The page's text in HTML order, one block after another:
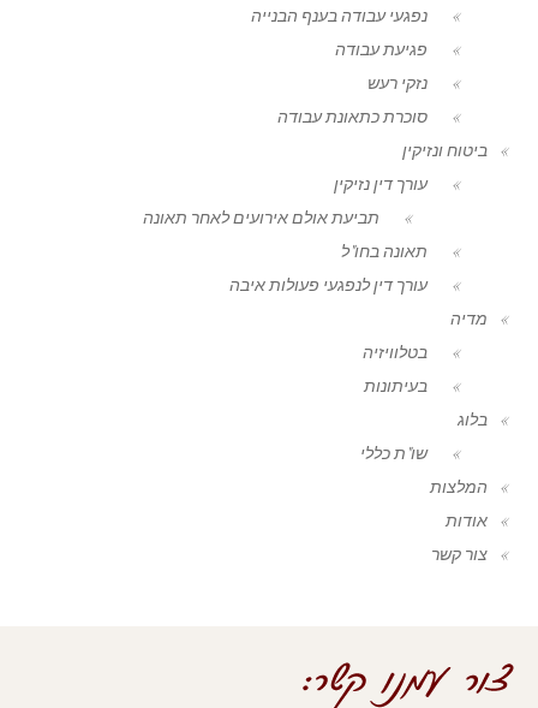
נפגעי עבודה בענף הבנייה
פגיעת עבודה
נזקי רעש
סוכרת כתאונת עבודה
ביטוח ונזיקין
עורך דין נזיקין
תביעת אולם אירועים לאחר תאונה
תאונה בחו"ל
עורך דין לנפגעי פעולות איבה
מדיה
בטלוויזיה
בעיתונות
בלוג
שו"ת כללי
המלצות
אודות
צור קשר